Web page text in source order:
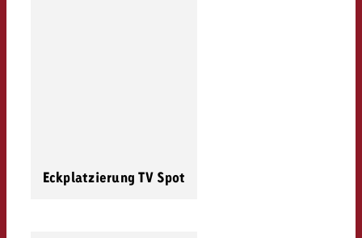
Eckplatzierung TV Spot